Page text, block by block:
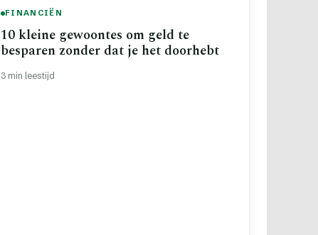
FINANCIËN
10 kleine gewoontes om geld te
besparen zonder dat je het doorhebt
3 min leestijd